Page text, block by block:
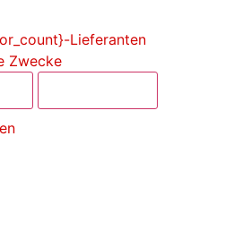
Lieferanten
Zwecke